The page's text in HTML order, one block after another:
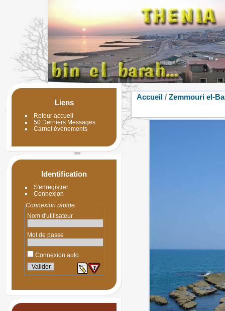
Liens
Retour accueil
50 Derniers Messages
Carnet événements
Identification
S'enregistrer
Connexion
Connexion rapide
Nom d'utilisateur
Mot de passe
Connexion auto
Accueil / Zemmouri el-